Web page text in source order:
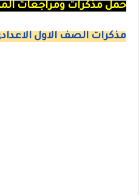
حمل مذكرات ومراجعات
مذكرات الصف الاول